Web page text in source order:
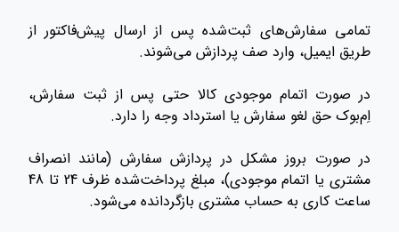
تمامی سفارش‌های ثبت‌شده پس از ارسال پیش‌فاکتور از
طریق ایمیل، وارد صف پردازش می‌شوند.
در صورت اتمام موجودی کالا حتی پس از ثبت سفارش،
اِم‌بوک حق لغو سفارش یا استرداد وجه را دارد.
در صورت بروز مشکل در پردازش سفارش (مانند انصراف
مشتری یا اتمام موجودی)، مبلغ پرداخت‌شده ظرف 24 تا 48
ساعت کاری به حساب مشتری بازگردانده می‌شود.